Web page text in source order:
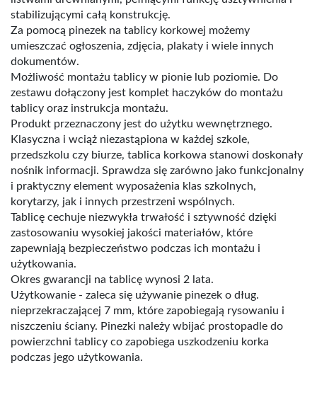
stabilizującymi całą konstrukcję.
Za pomocą pinezek na tablicy korkowej możemy
umieszczać ogłoszenia, zdjęcia, plakaty i wiele innych
dokumentów.
Możliwość montażu tablicy w pionie lub poziomie. Do
zestawu dołączony jest komplet haczyków do montażu
tablicy oraz instrukcja montażu.
Produkt przeznaczony jest do użytku wewnętrznego.
Klasyczna i wciąż niezastąpiona w każdej szkole,
przedszkolu czy biurze, tablica korkowa stanowi doskonały
nośnik informacji. Sprawdza się zarówno jako funkcjonalny
i praktyczny element wyposażenia klas szkolnych,
korytarzy, jak i innych przestrzeni wspólnych.
Tablicę cechuje niezwykła trwałość i sztywność dzięki
zastosowaniu wysokiej jakości materiałów, które
zapewniają bezpieczeństwo podczas ich montażu i
użytkowania.
Okres gwarancji na tablicę wynosi 2 lata.
Użytkowanie - zaleca się używanie pinezek o dług.
nieprzekraczającej 7 mm, które zapobiegają rysowaniu i
niszczeniu ściany. Pinezki należy wbijać prostopadle do
powierzchni tablicy co zapobiega uszkodzeniu korka
podczas jego użytkowania.